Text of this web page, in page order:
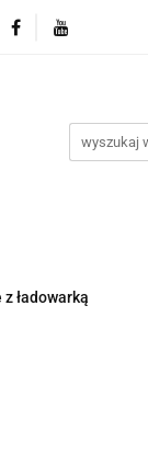
ładowarką